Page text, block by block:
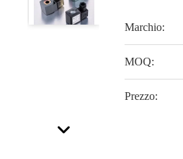
Marchio:
MOQ:
Prezzo: